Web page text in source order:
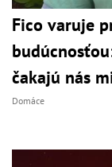
Fico varuje
čakajú nás
Domáce